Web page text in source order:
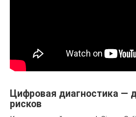
Цифровая диагностика —
рисков